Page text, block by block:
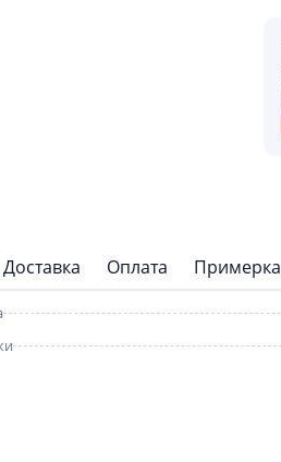
Доставка Оплата Примерка